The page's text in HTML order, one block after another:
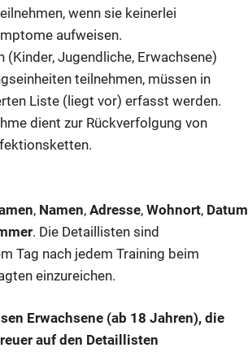
wenn sie keinerlei
aufweisen.
(Kinder, Jugendliche, Erwachsene)
teilnehmen, müssen in
Liste (liegt vor) erfasst werden.
dient zur Rückverfolgung von
, Namen, Adresse, Wohnort,
. Die Detaillisten sind
Tag nach jedem Training beim
einzureichen.
Erwachsene (ab 18 Jahren), die
auf den Detaillisten